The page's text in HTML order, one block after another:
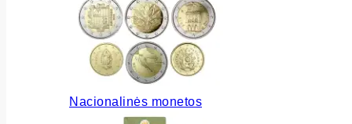
Nacionalinės monetos